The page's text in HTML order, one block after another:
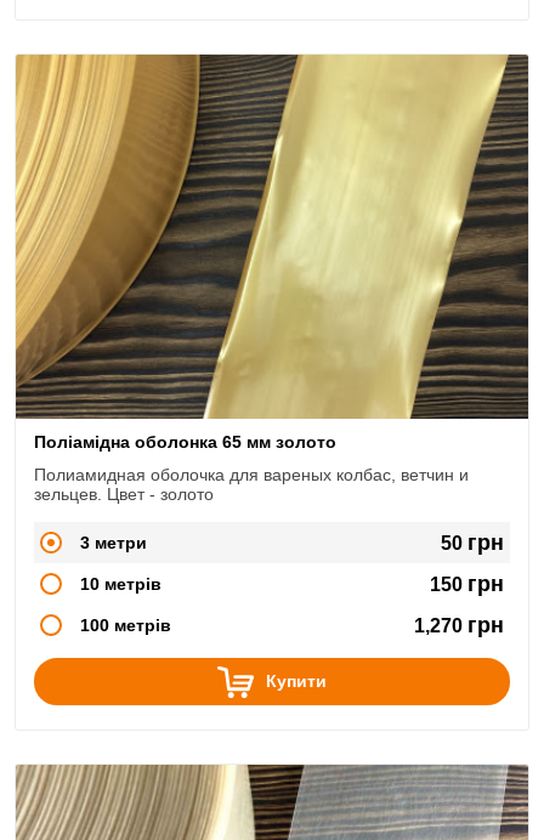
Поліамідна оболонка 65 мм золото
Полиамидная оболочка для вареных колбас, ветчин и
зельцев. Цвет - золото
3 метри 50 грн
10 метрів 150 грн
100 метрів 1,270 грн
Купити